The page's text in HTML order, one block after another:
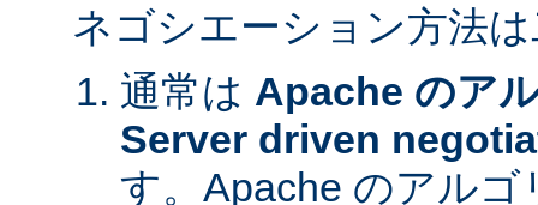
ネゴシエーション方法
通常は Apache のア
Server driven
す。Apache のアル